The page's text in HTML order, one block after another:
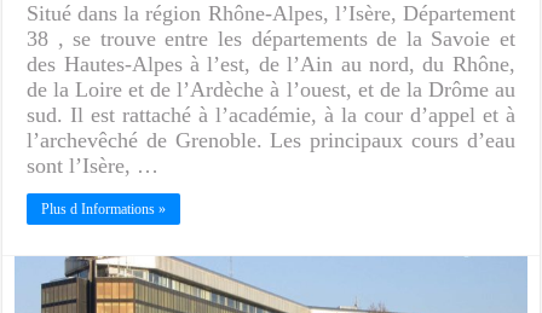
Situé dans la région Rhône-Alpes, l’Isère, Département
38 , se trouve entre les départements de la Savoie et
des Hautes-Alpes à l’est, de l’Ain au nord, du Rhône,
de la Loire et de l’Ardèche à l’ouest, et de la Drôme au
sud. Il est rattaché à l’académie, à la cour d’appel et à
l’archevêché de Grenoble. Les principaux cours d’eau
sont l’Isère, …
Plus d Informations »